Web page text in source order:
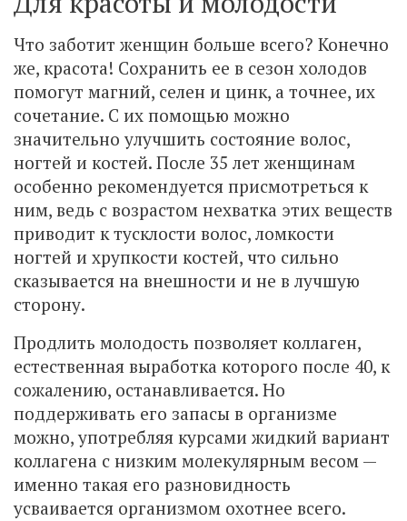
Что заботит женщин больше всего? Конечно
же, красота! Сохранить ее в сезон холодов
помогут магний, селен и цинк, а точнее, их
сочетание. С их помощью можно
значительно улучшить состояние волос,
ногтей и костей. После 35 лет женщинам
особенно рекомендуется присмотреться к
ним, ведь с возрастом нехватка этих веществ
приводит к тусклости волос, ломкости
ногтей и хрупкости костей, что сильно
сказывается на внешности и не в лучшую
сторону.
Продлить молодость позволяет коллаген,
естественная выработка которого после 40, к
сожалению, останавливается. Но
поддерживать его запасы в организме
можно, употребляя курсами жидкий вариант
коллагена с низким молекулярным весом —
именно такая его разновидность
усваивается организмом охотнее всего.